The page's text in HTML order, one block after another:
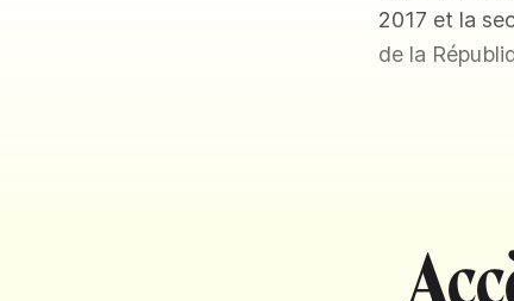
2017 et la
de la